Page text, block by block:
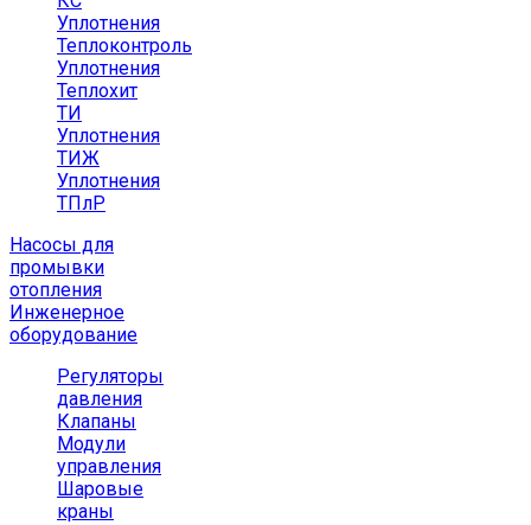
Уплотнения
Теплоконтроль
Уплотнения
Теплохит
ТИ
Уплотнения
ТИЖ
Уплотнения
ТПлР
Насосы для
промывки
отопления
Инженерное
оборудование
Регуляторы
давления
Клапаны
Модули
управления
Шаровые
краны